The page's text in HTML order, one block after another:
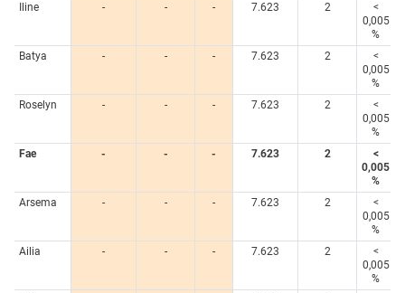
Iline
- - - 7.623 2
<
0,005
%
Batya
- - - 7.623 2
<
0,005
%
Roselyn
- - - 7.623 2
<
0,005
%
Fae
- - - 7.623 2
<
0,005
%
Arsema
- - - 7.623 2
<
0,005
%
Ailia
- - - 7.623 2
<
0,005
%